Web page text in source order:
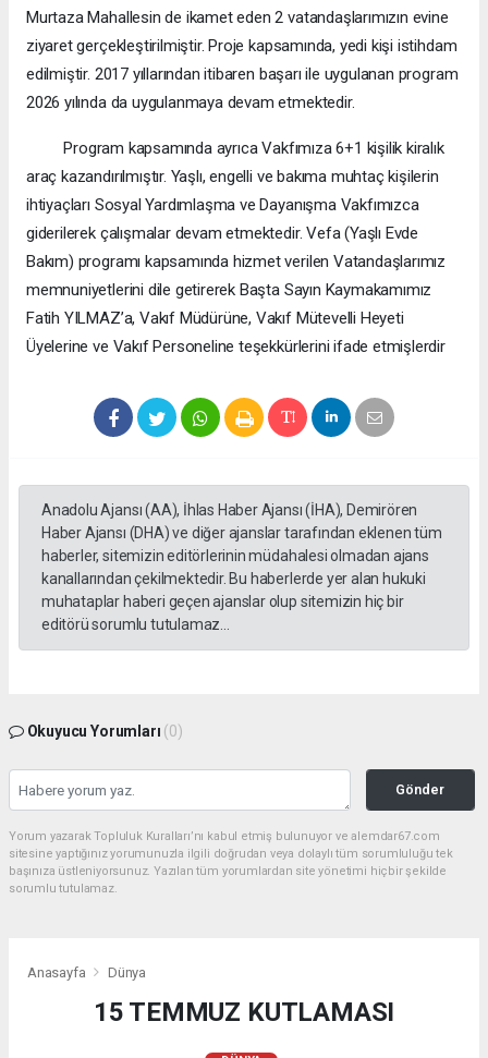
Murtaza Mahallesin de ikamet eden 2 vatandaşlarımızın evine
ziyaret gerçekleştirilmiştir. Proje kapsamında, yedi kişi istihdam
edilmiştir. 2017 yıllarından itibaren başarı ile uygulanan program
2026 yılında da uygulanmaya devam etmektedir.
Program kapsamında ayrıca Vakfımıza 6+1 kişilik kiralık
araç kazandırılmıştır. Yaşlı, engelli ve bakıma muhtaç kişilerin
ihtiyaçları Sosyal Yardımlaşma ve Dayanışma Vakfımızca
giderilerek çalışmalar devam etmektedir. Vefa (Yaşlı Evde
Bakım) programı kapsamında hizmet verilen Vatandaşlarımız
memnuniyetlerini dile getirerek Başta Sayın Kaymakamımız
Fatih YILMAZ’a, Vakıf Müdürüne, Vakıf Mütevelli Heyeti
Üyelerine ve Vakıf Personeline teşekkürlerini ifade etmişlerdir
Anadolu Ajansı (AA), İhlas Haber Ajansı (İHA), Demirören
Haber Ajansı (DHA) ve diğer ajanslar tarafından eklenen tüm
haberler, sitemizin editörlerinin müdahalesi olmadan ajans
kanallarından çekilmektedir. Bu haberlerde yer alan hukuki
muhataplar haberi geçen ajanslar olup sitemizin hiç bir
editörü sorumlu tutulamaz...
Okuyucu Yorumları (0)
Gönder
Yorum yazarak Topluluk Kuralları’nı kabul etmiş bulunuyor ve alemdar67.com
sitesine yaptığınız yorumunuzla ilgili doğrudan veya dolaylı tüm sorumluluğu tek
başınıza üstleniyorsunuz. Yazılan tüm yorumlardan site yönetimi hiçbir şekilde
sorumlu tutulamaz.
Anasayfa Dünya
15 TEMMUZ KUTLAMASI